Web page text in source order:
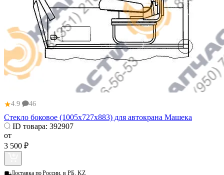
★4.9 46
Стекло боковое (1005х727х883) для автокрана Машека
ID товара: 392907
от
3 500 ₽
Доставка поРоссии, в РБ, KZ